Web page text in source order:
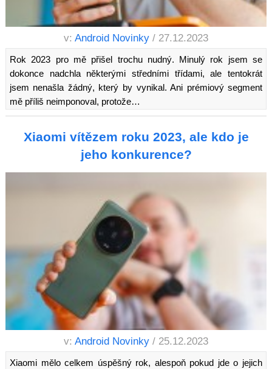
v: Android Novinky / 27.12.2023
Rok 2023 pro mě přišel trochu nudný. Minulý rok jsem se
dokonce nadchla některými středními třídami, ale tentokrát
jsem nenašla žádný, který by vynikal. Ani prémiový segment
mě příliš neimponoval, protože…
Xiaomi vítězem roku 2023, ale kdo je
jeho konkurence?
v: Android Novinky / 25.12.2023
Xiaomi mělo celkem úspěšný rok, alespoň pokud jde o jejich